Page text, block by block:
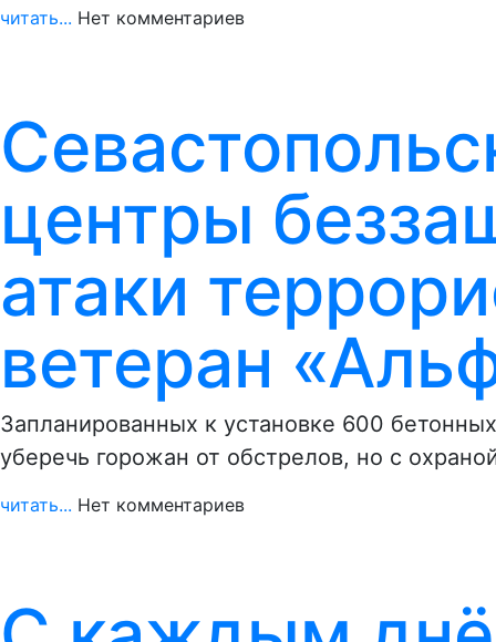
читать... Нет комментариев
центры
атаки
ветеран
Запланированных к установке 600
уберечь горожан от обстрелов, но с
читать... Нет комментариев